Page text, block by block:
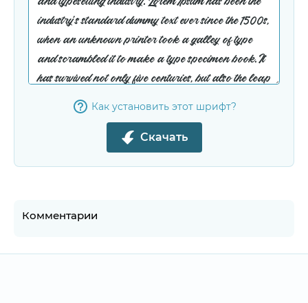
Как установить этот шрифт?
Скачать
Комментарии